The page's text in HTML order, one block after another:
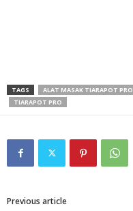
TAGS ALAT MASAK TIARAPOT PRO
TIARAPOT PRO
Previous article